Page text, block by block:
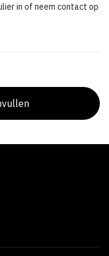
in of neem contact op